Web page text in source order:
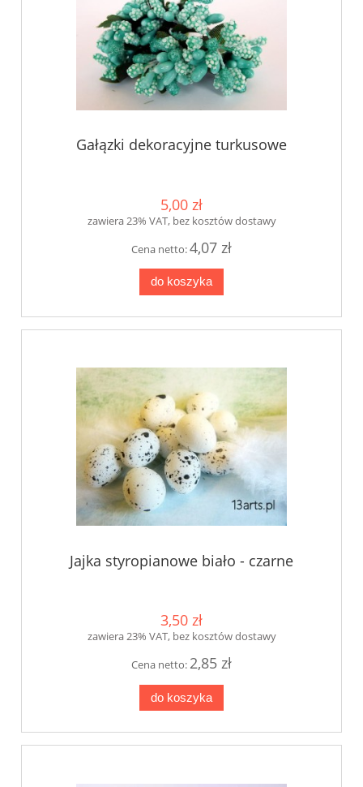
Gałązki dekoracyjne turkusowe
5,00 zł
zawiera 23% VAT, bez kosztów dostawy
Cena netto:4,07 zł
do koszyka
Jajka styropianowe biało - czarne
3,50 zł
zawiera 23% VAT, bez kosztów dostawy
Cena netto: 2,85 zł
do koszyka